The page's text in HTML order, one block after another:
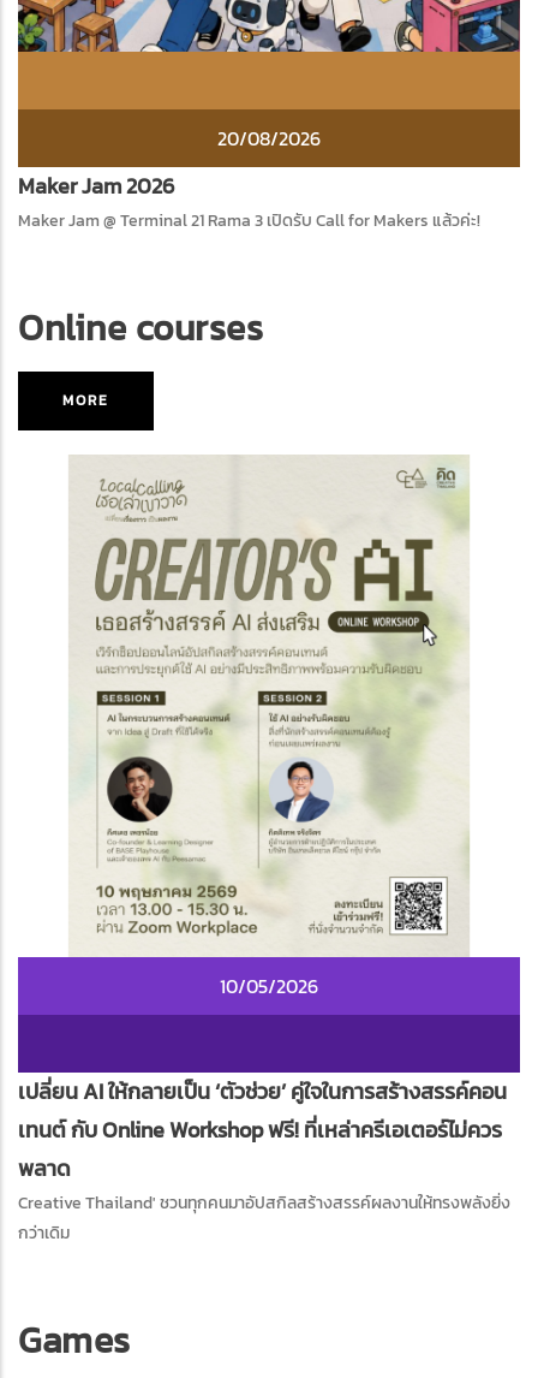
20/08/2026
Maker Jam 2026
Maker Jam @ Terminal 21 Rama 3 เปิดรับ Call for Makers แล้วค่ะ!
Online courses
MORE
10/05/2026
เปลี่ยน AI ให้กลายเป็น ‘ตัวช่วย’ คู่ใจในการสร้างสรรค์คอน
เทนต์ กับ Online Workshop ฟรี! ที่เหล่าครีเอเตอร์ไม่ควร
พลาด
Creative Thailand' ชวนทุกคนมาอัปสกิลสร้างสรรค์ผลงานให้ทรงพลังยิ่ง
กว่าเดิม
Games